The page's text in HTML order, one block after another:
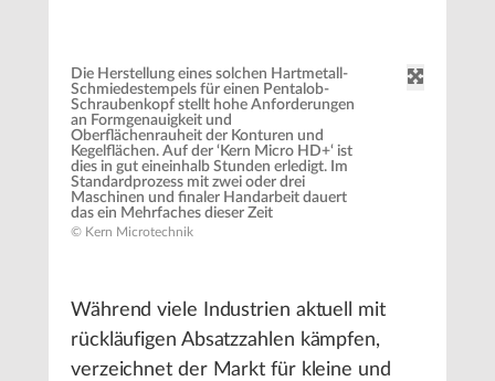
Die Herstellung eines solchen Hartmetall-
Schmiedestempels für einen Pentalob-
Schraubenkopf stellt hohe Anforderungen
an Formgenauigkeit und
Oberflächenrauheit der Konturen und
Kegelflächen. Auf der ‘Kern Micro HD+‘ ist
dies in gut eineinhalb Stunden erledigt. Im
Standardprozess mit zwei oder drei
Maschinen und finaler Handarbeit dauert
das ein Mehrfaches dieser Zeit
© Kern Microtechnik
Während viele Industrien aktuell mit
rückläufigen Absatzzahlen kämpfen,
verzeichnet der Markt für kleine und